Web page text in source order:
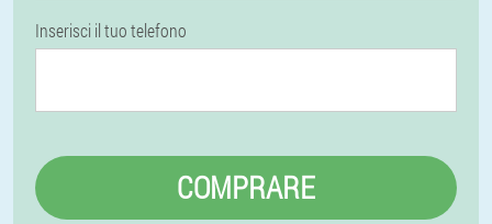
Inserisci il tuo telefono
COMPRARE